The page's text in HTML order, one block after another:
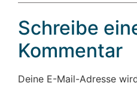
Schreibe
Kommentar
Deine E-Mail-Adresse